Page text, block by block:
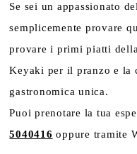
Se sei un appassionato
semplicemente provare
provare i primi piatti
Keyaki per il pranzo e la
gastronomica unica.
Puoi prenotare la tua
5040416 oppure tramite